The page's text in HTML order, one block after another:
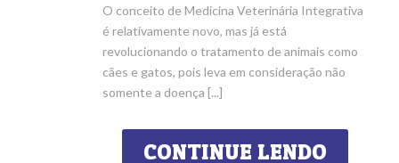
O conceito de Medicina Veterinária Integrativa
é relativamente novo, mas já está
revolucionando o tratamento de animais como
cães e gatos, pois leva em consideração não
somente a doença [...]
CONTINUE LENDO